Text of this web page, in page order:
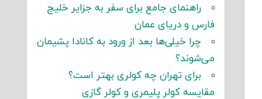
راهنمای جامع برای سفر به جزایر خلیج
فارس و دریای عمان
چرا خیلی‌ها بعد از ورود به کانادا پشیمان
می‌شوند؟
برای تهران چه کولری بهتر است؟
مقایسه کولر پلیمری و کولر گازی